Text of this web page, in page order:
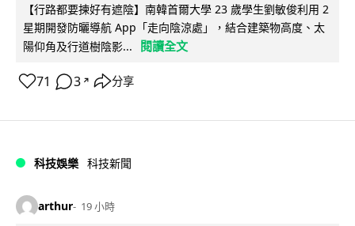
【行路都要揀好有遮陰】南韓首爾大學 23 歲學生劉敏俊利用 2
星期開發防曬導航 App「走向陰涼處」，結合建築物高度、太
陽仰角及行道樹陰影...
閱讀全文
71 3 ↗ 分享
科技娛樂 科技新聞
arthur 19 小時